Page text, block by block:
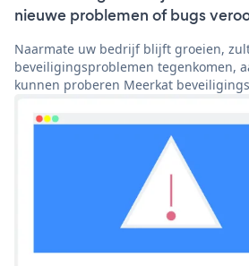
nieuwe problemen of bugs
Naarmate uw bedrijf blijft groeien,
beveiligingsproblemen tegenkomen,
kunnen proberen Meerkat